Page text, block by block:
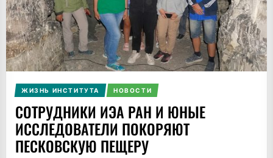
ЖИЗНЬ ИНСТИТУТА НОВОСТИ
СОТРУДНИКИ ИЭА РАН И ЮНЫЕ
ИССЛЕДОВАТЕЛИ ПОКОРЯЮТ
ПЕСКОВСКУЮ ПЕЩЕРУ